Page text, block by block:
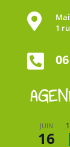

1

JUIN
16